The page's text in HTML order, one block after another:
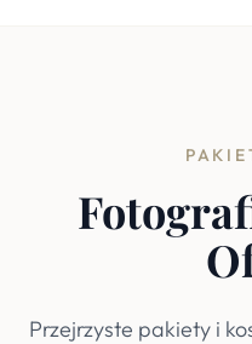
Przejrzyste pakiety i